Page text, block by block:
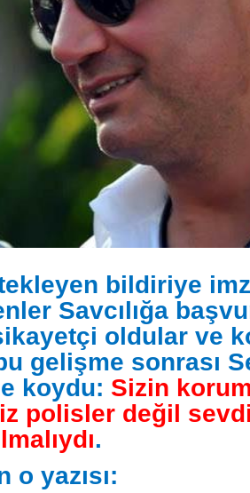
bildiriye
Savcılığa
oldular ve
gelişme sonrası
koydu: Sizin
polisler değil
.
o yazısı: